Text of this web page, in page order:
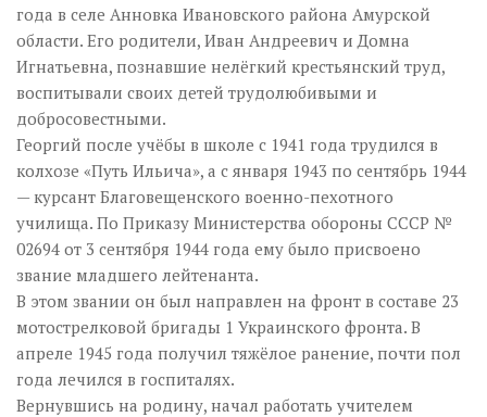
года в селе Анновка Ивановского района Амурской
области. Его родители, Иван Андреевич и Домна
Игнатьевна, познавшие нелёгкий крестьянский труд,
воспитывали своих детей трудолюбивыми и
добросовестными.
Георгий после учёбы в школе с 1941 года трудился в
колхозе «Путь Ильича», а с января 1943 по сентябрь 1944
— курсант Благовещенского военно-пехотного
училища. По Приказу Министерства обороны СССР №
02694 от 3 сентября 1944 года ему было присвоено
звание младшего лейтенанта.
В этом звании он был направлен на фронт в составе 23
мотострелковой бригады 1 Украинского фронта. В
апреле 1945 года получил тяжёлое ранение, почти пол
года лечился в госпиталях.
Вернувшись на родину, начал работать учителем